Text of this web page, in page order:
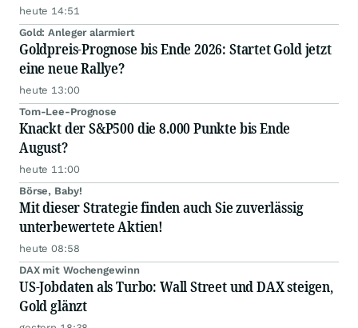
heute 14:51
Gold: Anleger alarmiert
Goldpreis-Prognose bis Ende 2026: Startet Gold jetzt
eine neue Rallye?
heute 13:00
Tom-Lee-Prognose
Knackt der S&P500 die 8.000 Punkte bis Ende
August?
heute 11:00
Börse, Baby!
Mit dieser Strategie finden auch Sie zuverlässig
unterbewertete Aktien!
heute 08:58
DAX mit Wochengewinn
US-Jobdaten als Turbo: Wall Street und DAX steigen,
Gold glänzt